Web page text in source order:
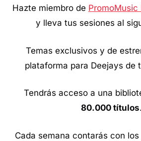
Hazte miembro de PromoMusic
y lleva tus sesiones al
Temas exclusivos y de
plataforma para Deejays de
Tendrás acceso a una
80.000 títulos.
Cada semana contarás con